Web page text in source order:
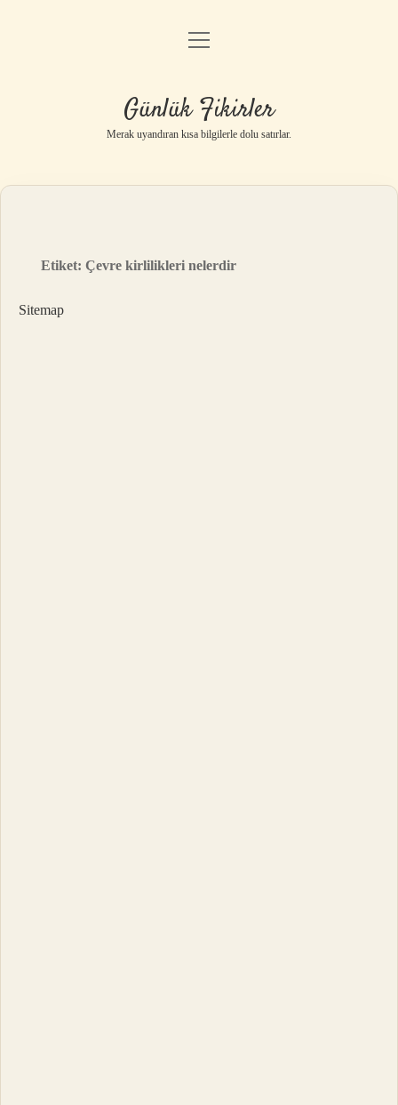
Anasayfa
Yasal Uyarı
menüyü
Günlük Fikirler
Merak uyandıran kısa bilgilerle dolu satırlar.
Etiket:Çevre kirlilikleri nelerdir
Sitemap